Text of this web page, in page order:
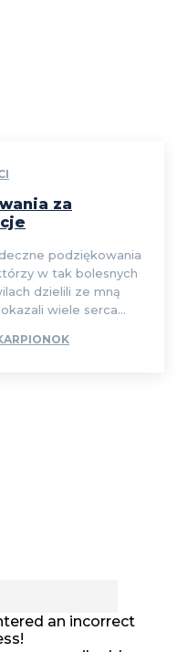
za
podziękowania
w tak bolesnych
dzielili ze mną
wiele serca...
an incorrect